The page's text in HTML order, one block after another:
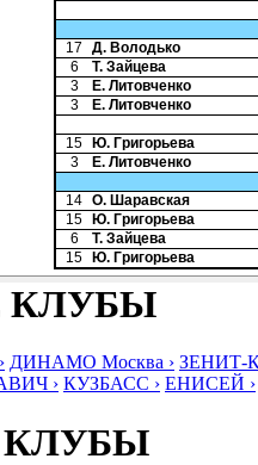
17
Д. Володько
6
Т. Зайцева
3
Е. Литовченко
3
Е. Литовченко
15
Ю. Григорьева
3
Е. Литовченко
14 О. Шаравская
15
Ю. Григорьева
6
Т. Зайцева
15
Ю. Григорьева
ДИНАМО Москва › ЗЕНИТ-
› КУЗБАСС › ЕНИСЕЙ ›